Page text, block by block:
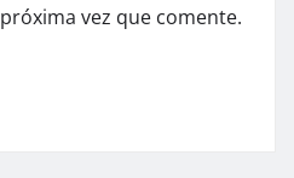
vez que comente.